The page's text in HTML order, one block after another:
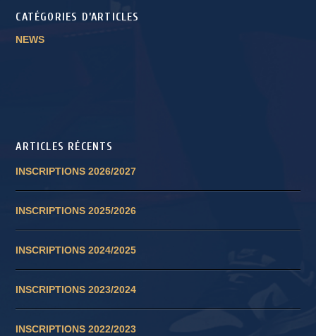
CATÉGORIES D’ARTICLES
NEWS
ARTICLES RÉCENTS
INSCRIPTIONS 2026/2027
INSCRIPTIONS 2025/2026
INSCRIPTIONS 2024/2025
INSCRIPTIONS 2023/2024
INSCRIPTIONS 2022/2023